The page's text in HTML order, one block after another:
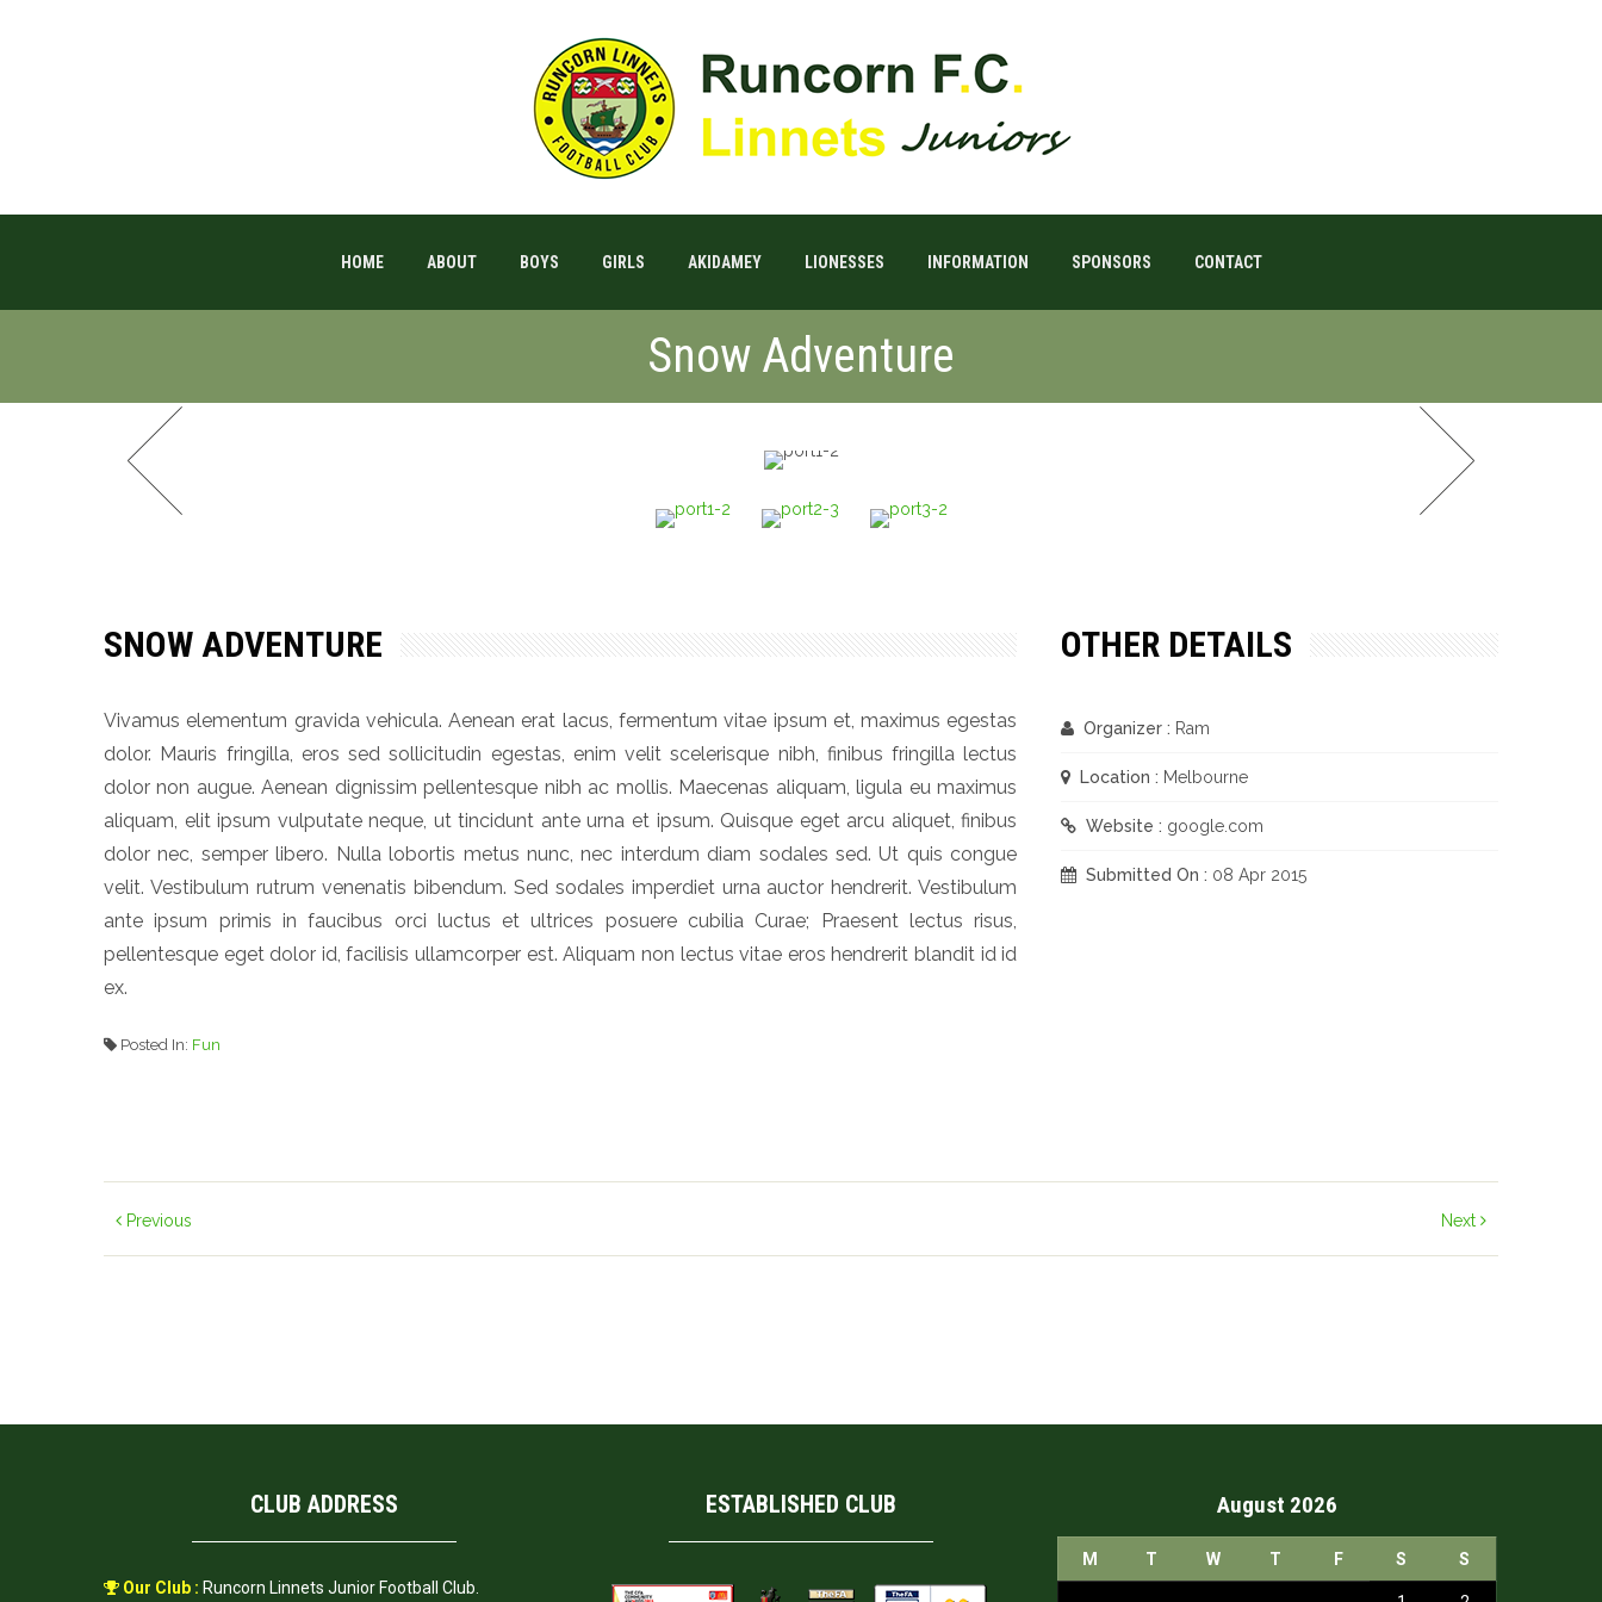
HOME ABOUT BOYS GIRLS AKIDAMEY LIONESSES INFORMATION SPONSORS CONTACT
Snow Adventure
SNOW ADVENTURE
Vivamus elementum gravida vehicula. Aenean erat lacus, fermentum vitae ipsum et, maximus egestas
dolor. Mauris fringilla, eros sed sollicitudin egestas, enim velit scelerisque nibh, finibus fringilla lectus
dolor non augue. Aenean dignissim pellentesque nibh ac mollis. Maecenas aliquam, ligula eu maximus
aliquam, elit ipsum vulputate neque, ut tincidunt ante urna et ipsum. Quisque eget arcu aliquet, finibus
dolor nec, semper libero. Nulla lobortis metus nunc, nec interdum diam sodales sed. Ut quis congue
velit. Vestibulum rutrum venenatis bibendum. Sed sodales imperdiet urna auctor hendrerit. Vestibulum
ante ipsum primis in faucibus orci luctus et ultrices posuere cubilia Curae; Praesent lectus risus,
pellentesque eget dolor id, facilisis ullamcorper est. Aliquam non lectus vitae eros hendrerit blandit id id
ex.
Posted In: Fun
OTHER DETAILS
Organizer : Ram
Location : Melbourne
Website : google.com
Submitted On : 08 Apr 2015
Previous Next
CLUB ADDRESS
Our Club : Runcorn Linnets Junior Football Club.
ESTABLISHED CLUB August 2026
M T W T F S S